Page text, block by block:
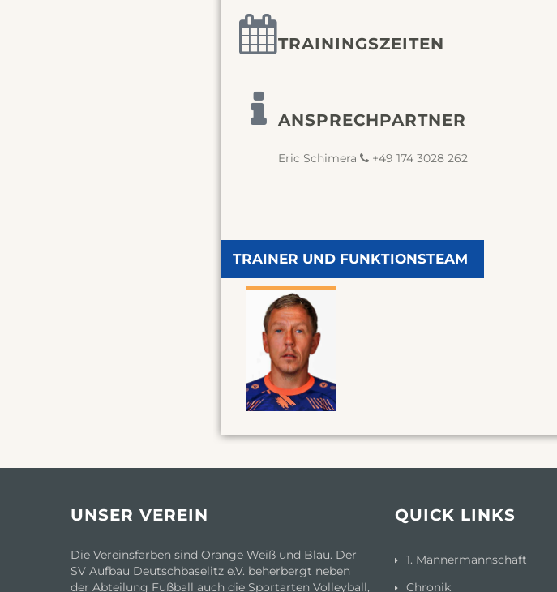
TRAININGSZEITEN
ANSPRECHPARTNER
Eric Schimera +49 174 3028 262
TRAINER UND FUNKTIONSTEAM
UNSER VEREIN
Die Vereinsfarben sind Orange Weiß und Blau. Der
SV Aufbau Deutschbaselitz e.V. beherbergt neben
der Abteilung Fußball auch die Sportarten Volleyball,
QUICK LINKS
1. Männermannschaft
Chronik